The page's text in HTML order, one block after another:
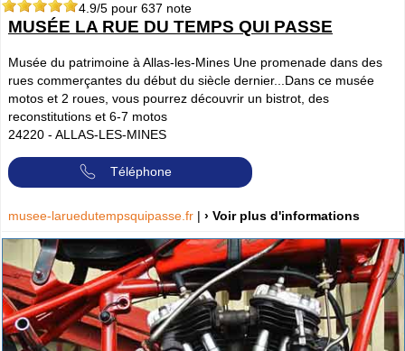
4.9/5 pour 637 note
MUSÉE LA RUE DU TEMPS QUI PASSE
Musée du patrimoine à Allas-les-Mines Une promenade dans des
rues commerçantes du début du siècle dernier...Dans ce musée
motos et 2 roues, vous pourrez découvrir un bistrot, des
reconstitutions et 6-7 motos
24220 - ALLAS-LES-MINES
Téléphone
musee-laruedutempsquipasse.fr | › Voir plus d'informations